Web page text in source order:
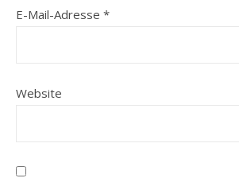
E-Mail-Adresse *
Website